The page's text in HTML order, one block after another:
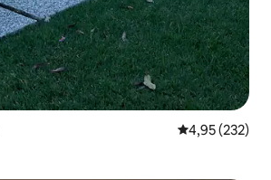
Gemiddelde
4,95 (232)